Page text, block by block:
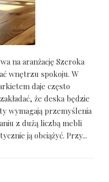
na aranżację Szeroka
wnętrzu spokoju. W
daje często
że deska będzie
wymagają przemyślenia
z dużą liczbą mebli
ją obciążyć. Przy...